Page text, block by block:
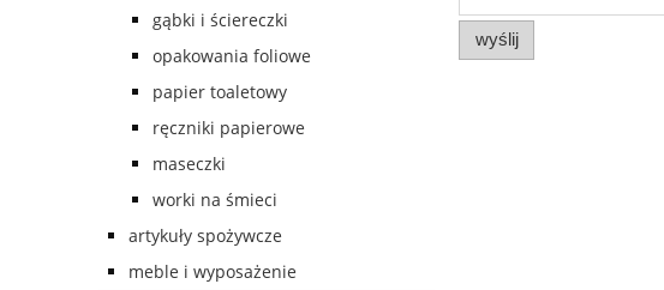
gąbki i ściereczki
opakowania foliowe
papier toaletowy
ręczniki papierowe
maseczki
worki na śmieci
artykuły spożywcze
meble i wyposażenie
wyślij